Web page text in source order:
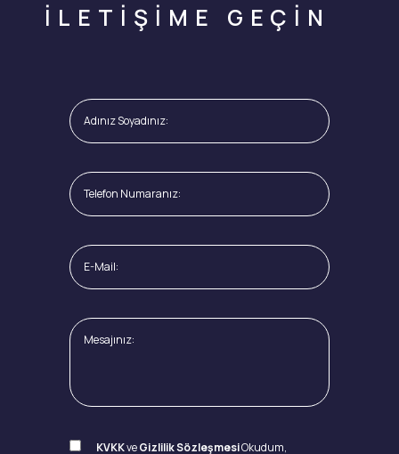
İLETİŞİME GEÇİN
KVKKveGizlilik SözleşmesiOkudum,